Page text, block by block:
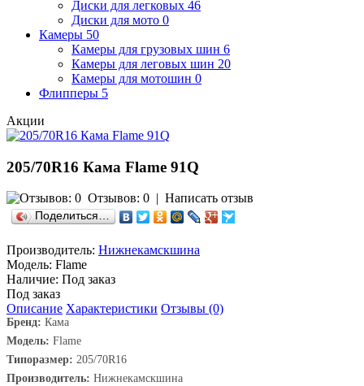
Диски для легковых 46
Диски для мото 0
Камеры 50
Камеры для грузовых шин 6
Камеры для леговых шин 20
Камеры для мотошин 0
Флипперы 5
Акции
205/70R16 Кама Flame 91Q
Отзывов: 0 | Написать отзыв
Поделиться…
Производитель: Нижнекамскшина
Модель: Flame
Наличие: Под заказ
Под заказ
Описание Характеристики Отзывы (0)
Бренд: Кама
Модель: Flame
Типоразмер: 205/70R16
Производитель: Нижнекамскшина